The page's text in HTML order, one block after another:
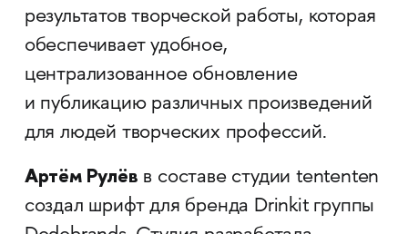
результатов творческой работы, которая
обеспечивает удобное,
централизованное обновление
и публикацию различных произведений
для людей творческих профессий.
Артём Рулёв в составе студии tententen
создал шрифт для бренда Drinkit группы